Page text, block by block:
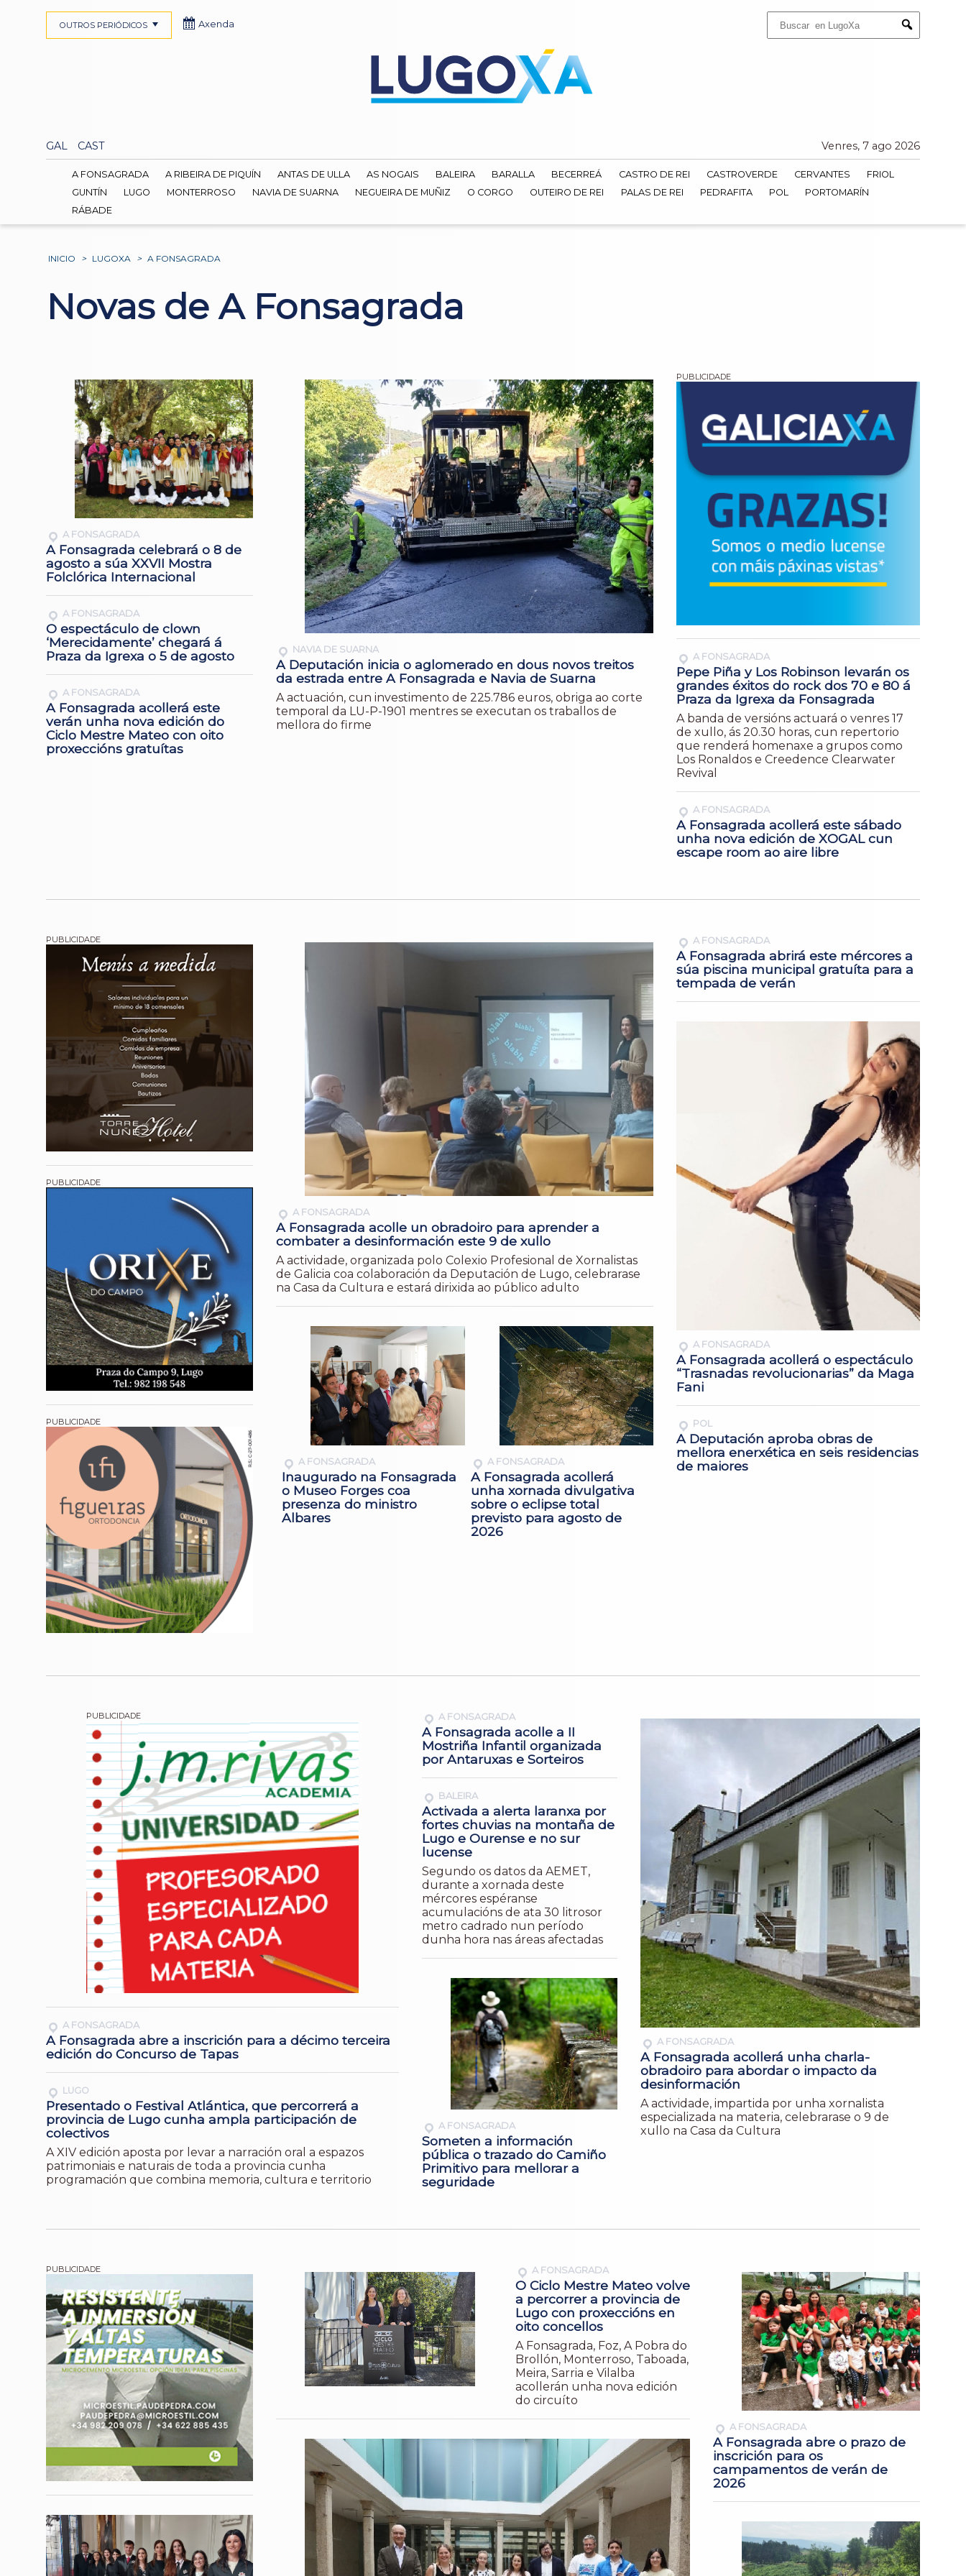
Submit
GAL CAST Venres, 7 ago 2026
OUTROS PERIÓDICOS Axenda
A FONSAGRADA A RIBEIRA DE PIQUÍN ANTAS DE ULLA AS NOGAIS BALEIRA BARALLA BECERREÁ CASTRO DE REI CASTROVERDE CERVANTES
FRIOL
GUNTÍN
LUGO MONTERROSO NAVIA DE SUARNA NEGUEIRA DE MUÑIZ O CORGO OUTEIRO DE REI PALAS DE REI PEDRAFITA POL
PORTOMARÍN
RÁBADE
INICIO > LUGOXA > A FONSAGRADA
Novas de A Fonsagrada
A FONSAGRADA
A Fonsagrada celebrará o 8 de
agosto a súa XXVII Mostra
Folclórica Internacional
A FONSAGRADA
O espectáculo de clown
‘Merecidamente’ chegará á
Praza da Igrexa o 5 de agosto
A FONSAGRADA
A Fonsagrada acollerá este
verán unha nova edición do
Ciclo Mestre Mateo con oito
proxeccións gratuítas
NAVIA DE SUARNA
A Deputación inicia o aglomerado en dous novos treitos
da estrada entre A Fonsagrada e Navia de Suarna
A actuación, cun investimento de 225.786 euros, obriga ao corte
temporal da LU-P-1901 mentres se executan os traballos de
mellora do firme
A FONSAGRADA
Pepe Piña y Los Robinson levarán os
grandes éxitos do rock dos 70 e 80 á
Praza da Igrexa da Fonsagrada
A banda de versións actuará o venres 17
de xullo, ás 20.30 horas, cun repertorio
que renderá homenaxe a grupos como
Los Ronaldos e Creedence Clearwater
Revival
A FONSAGRADA
A Fonsagrada acollerá este sábado
unha nova edición de XOGAL cun
escape room ao aire libre
A FONSAGRADA
A Fonsagrada acolle un obradoiro para aprender a
combater a desinformación este 9 de xullo
A actividade, organizada polo Colexio Profesional de Xornalistas
de Galicia coa colaboración da Deputación de Lugo, celebrarase
na Casa da Cultura e estará dirixida ao público adulto
A FONSAGRADA
Inaugurado na Fonsagrada
o Museo Forges coa
presenza do ministro
Albares
A FONSAGRADA
A Fonsagrada acollerá
unha xornada divulgativa
sobre o eclipse total
previsto para agosto de
2026
A FONSAGRADA
A Fonsagrada abrirá este mércores a
súa piscina municipal gratuíta para a
tempada de verán
A FONSAGRADA
A Fonsagrada acollerá o espectáculo
“Trasnadas revolucionarias” da Maga
Fani
POL
A Deputación aproba obras de
mellora enerxética en seis residencias
de maiores
A FONSAGRADA
A Fonsagrada abre a inscrición para a décimo terceira
edición do Concurso de Tapas
LUGO
Presentado o Festival Atlántica, que percorrerá a
provincia de Lugo cunha ampla participación de
colectivos
A XIV edición aposta por levar a narración oral a espazos
patrimoniais e naturais de toda a provincia cunha
programación que combina memoria, cultura e territorio
A FONSAGRADA
A Fonsagrada acolle a II
Mostriña Infantil organizada
por Antaruxas e Sorteiros
BALEIRA
Activada a alerta laranxa por
fortes chuvias na montaña de
Lugo e Ourense e no sur
lucense
Segundo os datos da AEMET,
durante a xornada deste
mércores espéranse
acumulacións de ata 30 litrosor
metro cadrado nun período
dunha hora nas áreas afectadas
A FONSAGRADA
Someten a información
pública o trazado do Camiño
Primitivo para mellorar a
seguridade
A FONSAGRADA
A Fonsagrada acollerá unha charla-
obradoiro para abordar o impacto da
desinformación
A actividade, impartida por unha xornalista
especializada na materia, celebrarase o 9 de
xullo na Casa da Cultura
A FONSAGRADA
O Ciclo Mestre Mateo volve
a percorrer a provincia de
Lugo con proxeccións en
oito concellos
A Fonsagrada, Foz, A Pobra do
Brollón, Monterroso, Taboada,
Meira, Sarria e Vilalba
acollerán unha nova edición
do circuíto
A FONSAGRADA
A Fonsagrada abre o prazo de
inscrición para os
campamentos de verán de
2026